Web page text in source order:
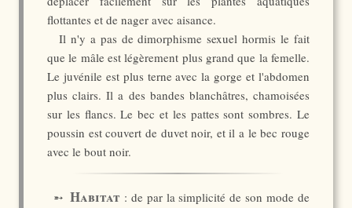
flottantes et de nager avec aisance.
Il n'y a pas de dimorphisme sexuel hormis le fait
que le mâle est légèrement plus grand que la femelle.
Le juvénile est plus terne avec la gorge et l'abdomen
plus clairs. Il a des bandes blanchâtres, chamoisées
sur les flancs. Le bec et les pattes sont sombres. Le
poussin est couvert de duvet noir, et il a le bec rouge
avec le bout noir.
➵ Habitat : de par la simplicité de son mode de